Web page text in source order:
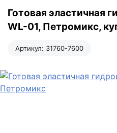
Готовая эластичная
WL-01, Петромикс,
Артикул: 31760-7600